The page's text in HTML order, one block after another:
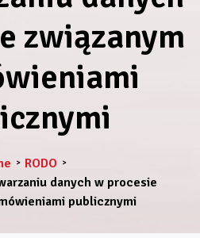
związanym
> RODO >
danych w procesie
publicznymi